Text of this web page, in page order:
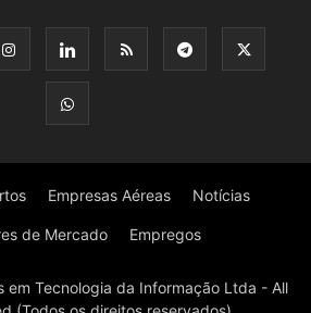
Empresas Aéreas Notícias
de Mercado Empregos
em Tecnologia da Informação Ltda - All